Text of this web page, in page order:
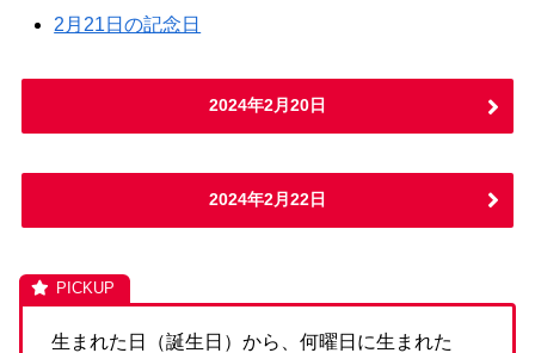
2月21日の記念日
2024年2月20日
2024年2月22日
生まれた日（誕生日）から、何曜日に生まれた